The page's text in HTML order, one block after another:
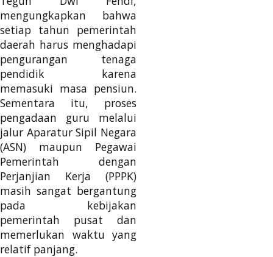
mengungkapkan bahwa
setiap tahun pemerintah
daerah harus menghadapi
pengurangan tenaga
pendidik karena
memasuki masa pensiun.
Sementara itu, proses
pengadaan guru melalui
jalur Aparatur Sipil Negara
(ASN) maupun Pegawai
Pemerintah dengan
Perjanjian Kerja (PPPK)
masih sangat bergantung
pada kebijakan
pemerintah pusat dan
memerlukan waktu yang
relatif panjang.